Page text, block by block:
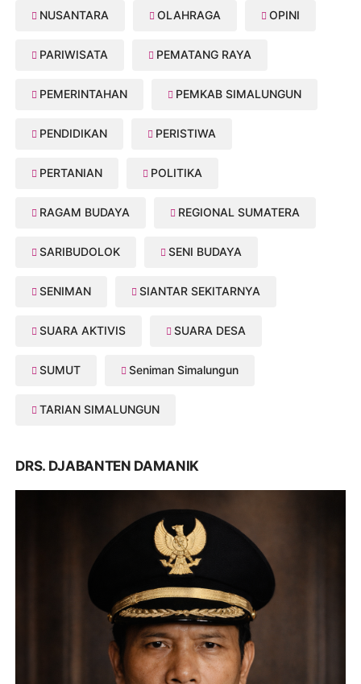
NUSANTARA OLAHRAGA OPINI
PARIWISATA PEMATANG RAYA
PEMERINTAHAN PEMKAB SIMALUNGUN
PENDIDIKAN PERISTIWA
PERTANIAN POLITIKA
RAGAM BUDAYA REGIONAL SUMATERA
SARIBUDOLOK SENI BUDAYA
SENIMAN SIANTAR SEKITARNYA
SUARA AKTIVIS SUARA DESA
SUMUT Seniman Simalungun
TARIAN SIMALUNGUN
DRS. DJABANTEN DAMANIK